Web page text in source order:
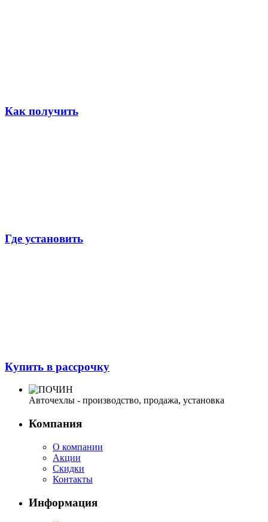
Как получить
Где установить
Купить в рассрочку
Авточехлы - производство, продажа, установка
Компания
О компании
Акции
Скидки
Контакты
Информация